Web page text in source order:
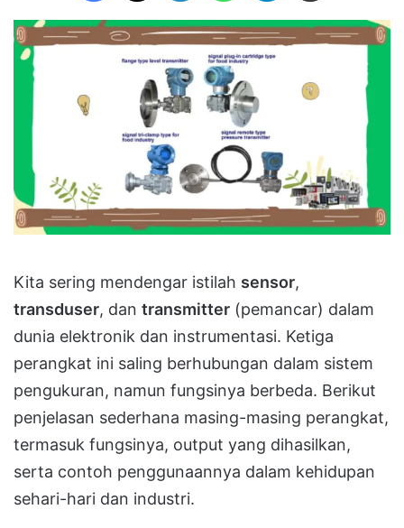
Kita sering mendengar istilah sensor,
transduser, dan transmitter (pemancar) dalam
dunia elektronik dan instrumentasi. Ketiga
perangkat ini saling berhubungan dalam sistem
pengukuran, namun fungsinya berbeda. Berikut
penjelasan sederhana masing-masing perangkat,
termasuk fungsinya, output yang dihasilkan,
serta contoh penggunaannya dalam kehidupan
sehari-hari dan industri.